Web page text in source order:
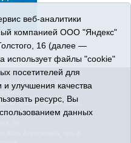
правда». 16+. Все
ссылка обязательна.
область, г. Ишим, ул.
веб-аналитики
компанией ООО "Яндекс"
16 (далее —
использует файлы "cookie"
посетителей для
улучшения качества
ресурс, Вы
данных